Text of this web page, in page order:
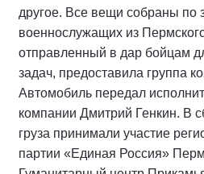
другое. Все вещи собраны по
военнослужащих из
отправленный в дар бойцам
задач, предоставила группа
Автомобиль передал
компании Дмитрий Генкин. В
груза принимали участие
партии «Единая Россия»